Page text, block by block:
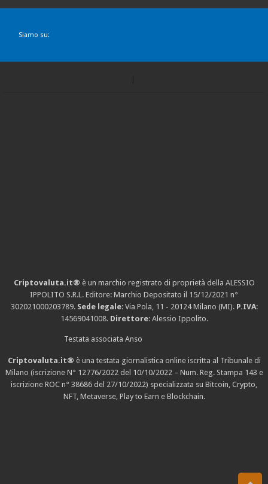
Siamo su:
Criptovaluta.it® è un marchio registrato di proprietà della ALESSIO
IPPOLITO S.R.L. Editore: Marchio Depositato il 15/12/2021 n°
302021000203789. Sede legale: Via Pola, 11 - 20124 Milano (MI). P.IVA:
14569041008. Direttore: Alessio Ippolito.
Testata associata Anso
Criptovaluta.it® è una testata giornalistica online iscritta al Tribunale di
Milano (iscrizione N° 12776/2022 del 10/10/2022 – Num. Reg. Stampa 143 e
iscrizione ROC n° 38686 del 27/10/2022) specializzata su Bitcoin, Crypto,
NFT, Metaverse, Play to Earn e Blockchain.